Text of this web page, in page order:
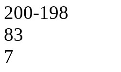
200-198
83
7